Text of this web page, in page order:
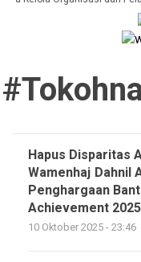
Hapus Disparitas
Wamenhaj Dahnil
Penghargaan
Achievement 2025
10 Oktober 2025 - 23:46